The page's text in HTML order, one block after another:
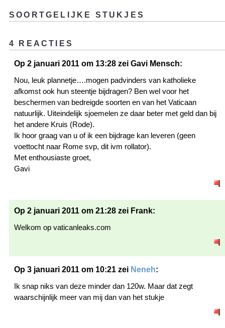
SOORTGELIJKE STUKJES
4 REACTIES
Op 2 januari 2011 om 13:28 zei Gavi Mensch:
Nou, leuk plannetje….mogen padvinders van katholieke
afkomst ook hun steentje bijdragen? Ben wel voor het
beschermen van bedreigde soorten en van het Vaticaan
natuurlijk. Uiteindelijk sjoemelen ze daar beter met geld dan bij
het andere Kruis (Rode).
Ik hoor graag van u of ik een bijdrage kan leveren (geen
voettocht naar Rome svp, dit ivm rollator).
Met enthousiaste groet,
Gavi
Op 2 januari 2011 om 21:28 zei Frank:
Welkom op vaticanleaks.com
Op 3 januari 2011 om 10:21 zei Neneh:
Ik snap niks van deze minder dan 120w. Maar dat zegt
waarschijnlijk meer van mij dan van het stukje